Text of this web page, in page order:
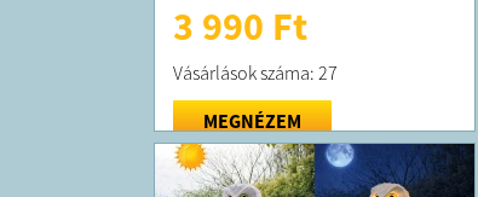
3 990 Ft
Vásárlások száma: 27
MEGNÉZEM